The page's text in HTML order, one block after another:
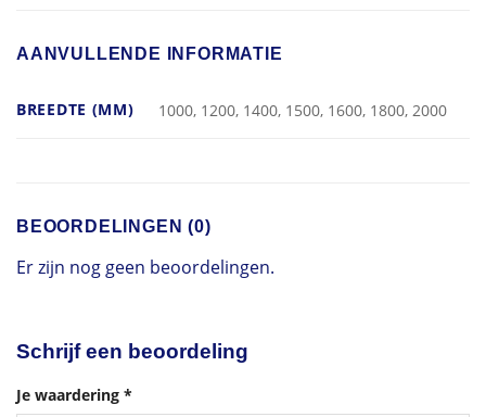
AANVULLENDE INFORMATIE
BREEDTE (MM) 1000, 1200, 1400, 1500, 1600, 1800, 2000
BEOORDELINGEN (0)
Er zijn nog geen beoordelingen.
Schrijf een beoordeling
Je waardering *